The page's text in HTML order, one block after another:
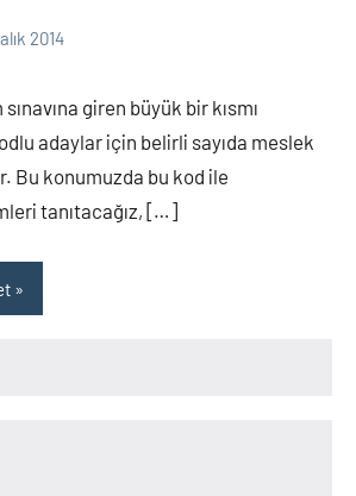
2014
giren büyük bir kısmı
kodlu adaylar için belirli sayıda meslek
Bu konumuzda bu kod ile
tanıtacağız, […]